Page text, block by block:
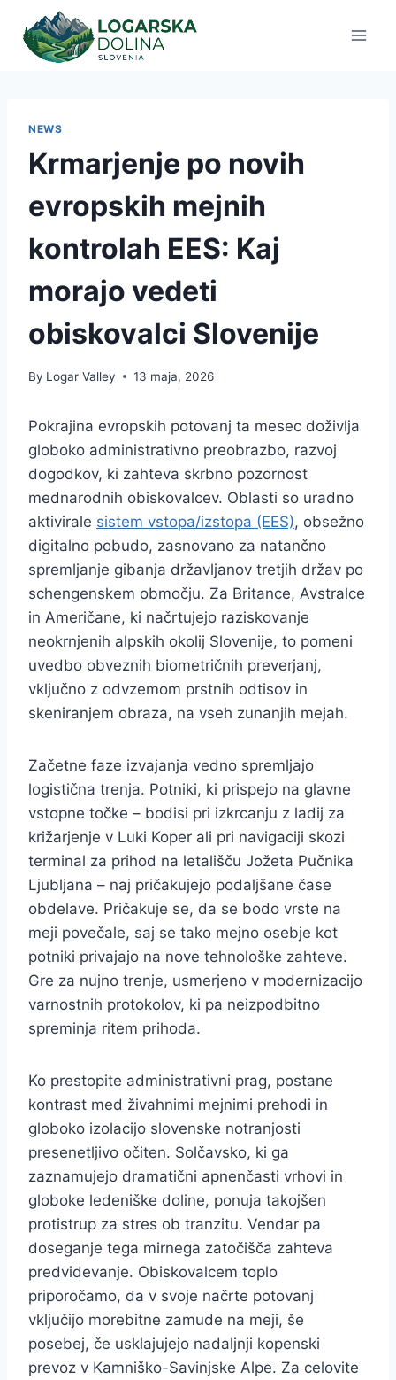
content
NEWS
Krmarjenje po novih
evropskih mejnih
kontrolah EES: Kaj
morajo vedeti
obiskovalci Slovenije
By Logar Valley 13 maja, 2026
Pokrajina evropskih potovanj ta mesec doživlja
globoko administrativno preobrazbo, razvoj
dogodkov, ki zahteva skrbno pozornost
mednarodnih obiskovalcev. Oblasti so uradno
aktivirale sistem vstopa/izstopa (EES), obsežno
digitalno pobudo, zasnovano za natančno
spremljanje gibanja državljanov tretjih držav po
schengenskem območju. Za Britance, Avstralce
in Američane, ki načrtujejo raziskovanje
neokrnjenih alpskih okolij Slovenije, to pomeni
uvedbo obveznih biometričnih preverjanj,
vključno z odvzemom prstnih odtisov in
skeniranjem obraza, na vseh zunanjih mejah.
Začetne faze izvajanja vedno spremljajo
logistična trenja. Potniki, ki prispejo na glavne
vstopne točke – bodisi pri izkrcanju z ladij za
križarjenje v Luki Koper ali pri navigaciji skozi
terminal za prihod na letališču Jožeta Pučnika
Ljubljana – naj pričakujejo podaljšane čase
obdelave. Pričakuje se, da se bodo vrste na
meji povečale, saj se tako mejno osebje kot
potniki privajajo na nove tehnološke zahteve.
Gre za nujno trenje, usmerjeno v modernizacijo
varnostnih protokolov, ki pa neizpodbitno
spreminja ritem prihoda.
Ko prestopite administrativni prag, postane
kontrast med živahnimi mejnimi prehodi in
globoko izolacijo slovenske notranjosti
presenetljivo očiten. Solčavsko, ki ga
zaznamujejo dramatični apnenčasti vrhovi in
globoke ledeniške doline, ponuja takojšen
protistrup za stres ob tranzitu. Vendar pa
doseganje tega mirnega zatočišča zahteva
predvidevanje. Obiskovalcem toplo
priporočamo, da v svoje načrte potovanj
vključijo morebitne zamude na meji, še
posebej, če usklajujejo nadaljnji kopenski
prevoz v Kamniško-Savinjske Alpe. Za celovite